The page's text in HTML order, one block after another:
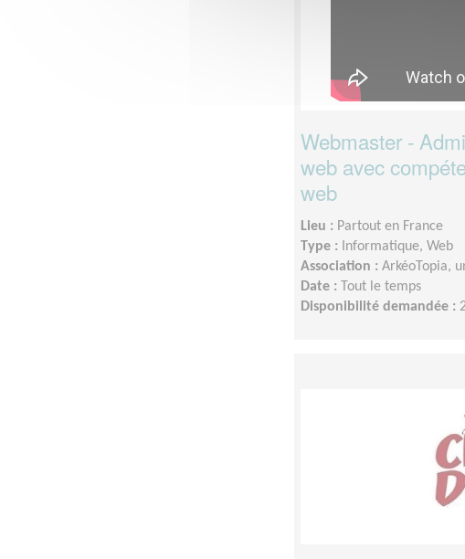
Webmaster -
web avec
web
Lieu : Partout en France
Type :
Informatique, Web
Association : ArkéoTopia,
Date :
Tout le temps
Disponibilité demandée :